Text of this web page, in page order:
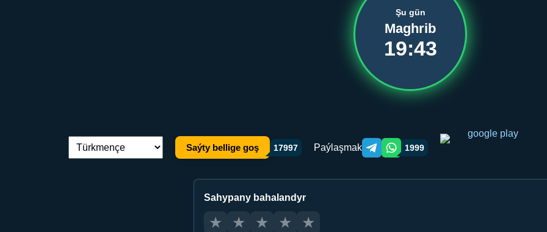
Şu gün
Maghrib
19:43
Dil çalşyryş: Saýty bellige goş 17997 Paýlaşmak Telegram orqali ulashish
WhatsApp orqali ulashish
1999
Sahypany bahalandyr
★ ★ ★ ★ ★